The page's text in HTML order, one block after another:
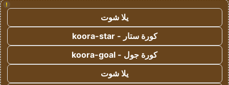
!
يلا شوت
كورة ستار - koora-star
كورة جول - koora-goal
يلا شوت